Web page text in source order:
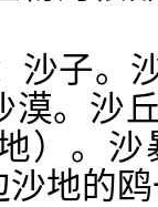
子。
漠。沙
）。
沙地的